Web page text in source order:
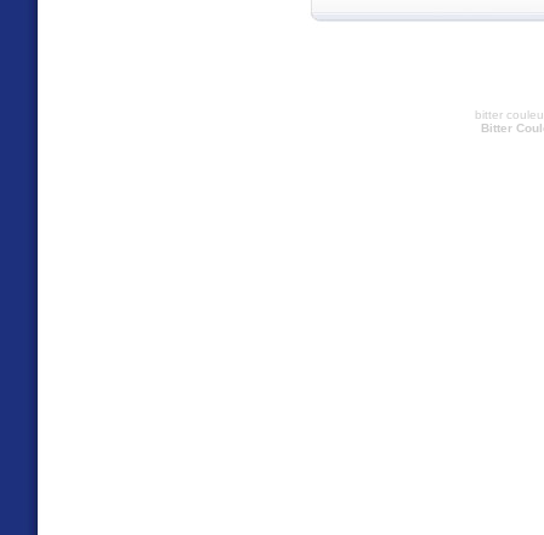
bitter
Bitter